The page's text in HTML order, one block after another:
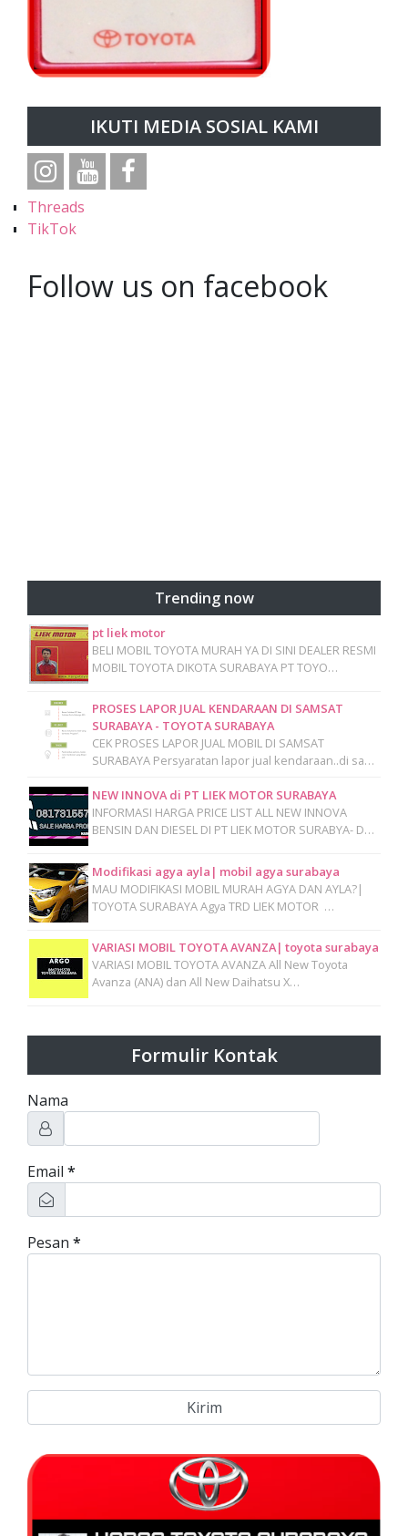
IKUTI MEDIA SOSIAL KAMI
Threads
TikTok
Follow us on facebook
Trending now
pt liek motor
BELI MOBIL TOYOTA MURAH YA DI SINI DEALER RESMI
MOBIL TOYOTA DIKOTA SURABAYA PT TOYO…
PROSES LAPOR JUAL KENDARAAN DI SAMSAT
SURABAYA - TOYOTA SURABAYA
CEK PROSES LAPOR JUAL MOBIL DI SAMSAT
SURABAYA Persyaratan lapor jual kendaraan..di sa…
NEW INNOVA di PT LIEK MOTOR SURABAYA
INFORMASI HARGA PRICE LIST ALL NEW INNOVA
BENSIN DAN DIESEL DI PT LIEK MOTOR SURABYA- D…
Modifikasi agya ayla| mobil agya surabaya
MAU MODIFIKASI MOBIL MURAH AGYA DAN AYLA?|
TOYOTA SURABAYA Agya TRD LIEK MOTOR …
VARIASI MOBIL TOYOTA AVANZA| toyota surabaya
VARIASI MOBIL TOYOTA AVANZA All New Toyota
Avanza (ANA) dan All New Daihatsu X…
Formulir Kontak
Nama
Email *
Pesan *